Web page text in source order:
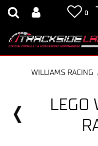
0
WILLIAMS RACING
LEGO